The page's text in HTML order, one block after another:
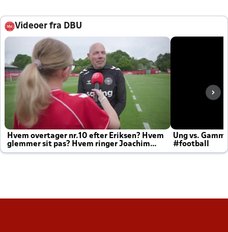
Videoer fra DBU
Hvem overtager nr.10 efter Eriksen? Hvem
glemmer sit pas? Hvem ringer Joachim
altid til efter kampe?
Ung vs.
#football